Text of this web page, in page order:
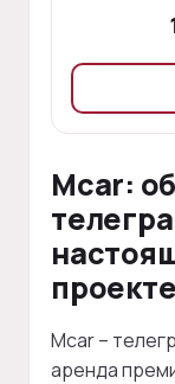
Mcar:
Mcar –
аренда